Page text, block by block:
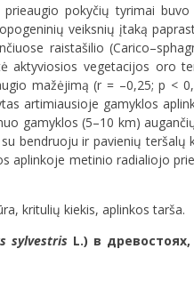
pokyčių tyrimai
veiksnių įtaką
raistašilio
aktyviosios vegetacijos oro
mažėjimą (r = –0,25; p <
artimiausioje gamyklos
gamyklos (5–10 km)
bendruoju ir pavienių teršalų
aplinkoje metinio radialiojo
kritulių kiekis, aplinkos tarša.
sylvestris L.) в